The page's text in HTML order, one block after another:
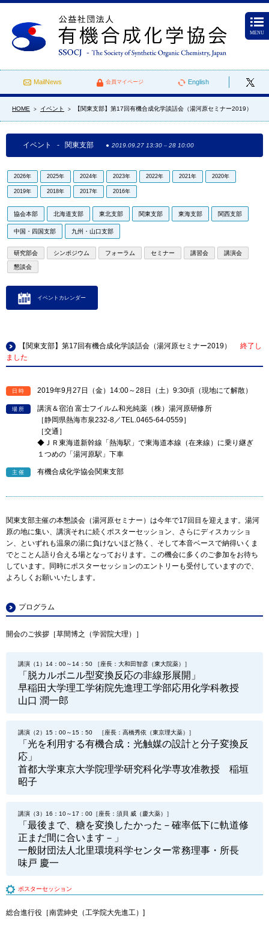
MailNews 会員マイページ English
MENU
HOME > イベント > 【関東支部】第17回有機合成化学談話会（湯河原セミナー2019）
イベント - 関東支部 2019.09.27 13:30 – 28 10:00
2026年 2025年 2024年 2023年 2022年 2021年 2020年
2019年 2018年 2017年 2016年
協会本部 北海道支部 東北支部 関東支部 東海支部 関西支部
中国・四国支部 九州・山口支部
研究部会 シンポジウム フォーラム セミナー 講習会 講演会
懇談会
イベントカレンダー
【関東支部】第17回有機合成化学談話会（湯河原セミナー2019）
終了し
ました
日時 2019年9月27日（金）14:00～28日（土）9:30頃（現地にて解散）
場所
講演＆宿泊 富士フイルム和光純薬（株）湯河原研修所
［静岡県熱海市泉232-8／TEL.0465-64-0559］
［交通］
◆ＪＲ東海道新幹線「熱海駅」で東海道本線（在来線）に乗り継ぎ
１つめの「湯河原駅」下車
主催 有機合成化学協会関東支部
関東支部主催の本懇談会（湯河原セミナー）は今年で17回目を迎えます。湯河
原の地に集い、講演それに続くポスターセッション、さらにディスカッショ
ン、といずれも温泉の湯に負けないほど熱く、そして本音ベースで納得いくま
でとことん語り合える場となっております。この機会に多くのご参加をお待ち
しています。同時にポスターセッションのエントリーも受付していますので、
よろしくお願いいたします。
プログラム
開会のご挨拶［草間博之（学習院大理）］
講演（1）14：00～14：50 ［座長：大和田智彦（東大院薬）］
「脱カルボニル型変換反応の非線形展開」
早稲田大学理工学術院先進理工学部応用化学科教授
山口 潤一郎
講演（2）15：00～15：50 ［座長：高橋秀依（東京理大薬）］
「光を利用する有機合成：光触媒の設計と分子変換反
応」
首都大学東京大学院理学研究科化学専攻准教授 稲垣
昭子
講演（3）16：10～17：00［座長：須貝 威（慶大薬）］
「最後まで、糖を変換したかった－確率低下に軌道修
正まだ間に合います－」
一般財団法人北里環境科学センター常務理事・所長
味戸 慶一
ポスターセッション
総合進行役［南雲紳史（工学院大先進工）]